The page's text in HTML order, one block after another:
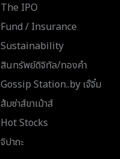
The IPO
Fund / Insurance
Sustainability
สินทรัพย์ดิจิทัล/ทองคำ
Gossip Station..by เจ๊จิ๋ม
ส้มซ่าส์ขาเม้าส์
Hot Stocks
จิปาถะ